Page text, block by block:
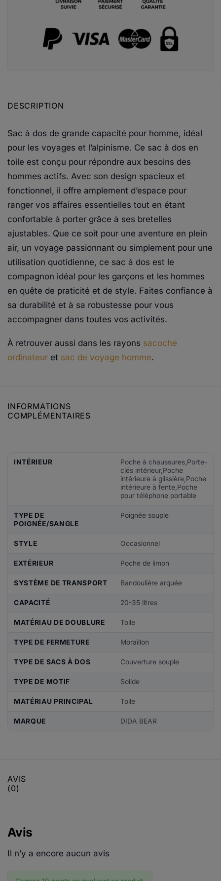
DESCRIPTION
Sac à dos de grande capacité pour homme, idéal
pour les voyages et l’alpinisme. Ce sac à dos en
toile est conçu pour répondre aux besoins des
hommes actifs. Avec son design spacieux et
fonctionnel, il offre amplement d’espace pour
ranger vos affaires essentielles tout en étant
confortable à porter grâce à ses bretelles
ajustables. Que ce soit pour une aventure en plein
air, un voyage passionnant ou simplement pour une
utilisation quotidienne, ce sac à dos est le
compagnon idéal pour les garçons et les hommes
en quête de praticité et de style. Faites confiance à
sa durabilité et à sa robustesse pour vous
accompagner dans toutes vos activités.
À retrouver aussi dans les rayons sacoche
ordinateur et sac de voyage homme.
INFORMATIONS
COMPLÉMENTAIRES
INTÉRIEUR
Poche à chaussures,Porte-
clés intérieur,Poche
intérieure à glissière,Poche
intérieure à fente,Poche
pour téléphone portable
TYPE DE
POIGNÉE/SANGLE
Poignée souple
STYLE Occasionnel
EXTÉRIEUR Poche de limon
SYSTÈME DE TRANSPORT Bandoulière arquée
CAPACITÉ 20-35 litres
MATÉRIAU DE DOUBLURE Toile
TYPE DE FERMETURE Moraillon
TYPE DE SACS À DOS Couverture souple
TYPE DE MOTIF Solide
MATÉRIAU PRINCIPAL Toile
MARQUE DIDA BEAR
AVIS
(0)
Avis
Il n’y a encore aucun avis